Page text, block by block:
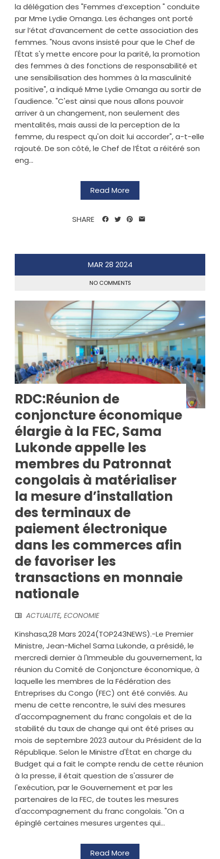
la délégation des "Femmes d’exception " conduite
par Mme Lydie Omanga. Les échanges ont porté
sur l’état d’avancement de cette association des
femmes. "Nous avons insisté pour que le Chef de
l'État s'y mette encore pour la parité, la promotion
des femmes à des fonctions de responsabilité et
une sensibilisation des hommes à la masculinité
positive", a indiqué Mme Lydie Omanga au sortir de
l'audience. "C'est ainsi que nous allons pouvoir
arriver à un changement, non seulement des
mentalités, mais aussi de la perception de la
femme, du respect qu'on doit lui accorder", a-t-elle
rajouté. De son côté, le Chef de l’État a réitéré son
eng...
Read More
SHARE
MAR 28 2024
NO COMMENTS
RDC:Réunion de
conjoncture économique
élargie à la FEC, Sama
Lukonde appelle les
membres du Patronnat
congolais à matérialiser
la mesure d’installation
des terminaux de
paiement électronique
dans les commerces afin
de favoriser les
transactions en monnaie
nationale
ACTUALITE, ECONOMIE
Kinshasa,28 Mars 2024(TOP243NEWS).-Le Premier
Ministre, Jean-Michel Sama Lukonde, a présidé, le
mercredi dernier à l'Immeuble du gouvernement, la
réunion du Comité de Conjoncture économique, à
laquelle les membres de la Fédération des
Entreprises du Congo (FEC) ont été conviés. Au
menu de cette rencontre, le suivi des mesures
d'accompagnement du franc congolais et de la
stabilité du taux de change qui ont été prises au
mois de septembre 2023 autour du Président de la
République. Selon le Ministre d'État en charge du
Budget qui a fait le compte rendu de cette réunion
à la presse, il était question de s'assurer de
l'exécution, par le Gouvernement et par les
partenaires de la FEC, de toutes les mesures
d'accompagnement du franc congolais. "On a
épinglé certaines mesures urgentes qui...
Read More